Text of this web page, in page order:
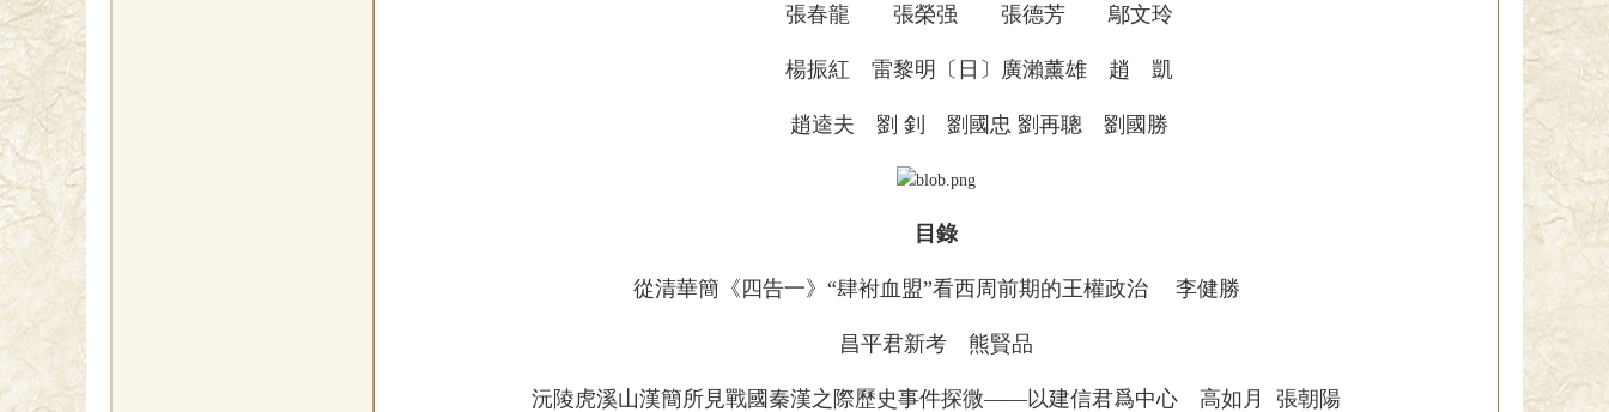
張春龍 張榮强 張德芳 鄔文玲
楊振紅 雷黎明〔日〕廣瀨薰雄 趙 凱
趙逵夫 劉 釗 劉國忠 劉再聰 劉國勝
目錄
從清華簡《四告一》“肆袝血盟”看西周前期的王權政治 李健勝
昌平君新考 熊賢品
沅陵虎溪山漢簡所見戰國秦漢之際歷史事件探微——以建信君爲中心 高如月 張朝陽